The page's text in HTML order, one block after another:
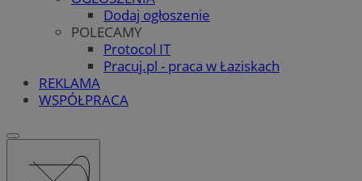
Dodaj ogłoszenie
POLECAMY
Protocol IT
Pracuj.pl - praca w Łaziskach
REKLAMA
WSPÓŁPRACA